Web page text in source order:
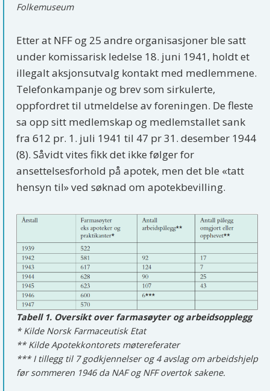
Folkemuseum
Etter at NFF og 25 andre organisasjoner ble satt
under komissarisk ledelse 18. juni 1941, holdt et
illegalt aksjonsutvalg kontakt med medlemmene.
Telefonkampanje og brev som sirkulerte,
oppfordret til utmeldelse av foreningen. De fleste
sa opp sitt medlemskap og medlemstallet sank
fra 612 pr. 1. juli 1941 til 47 pr 31. desember 1944
(8). Såvidt vites fikk det ikke følger for
ansettelsesforhold på apotek, men det ble «tatt
hensyn til» ved søknad om apotekbevilling.
Tabell 1. Oversikt over farmasøyter og arbeidsopplegg
* Kilde Norsk Farmaceutisk Etat
** Kilde Apotekkontorets møtereferater
*** I tillegg til 7 godkjennelser og 4 avslag om arbeidshjelp
før sommeren 1946 da NAF og NFF overtok sakene.